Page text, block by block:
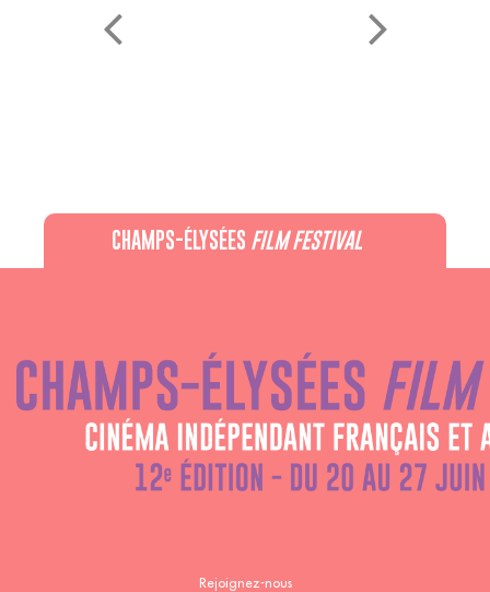
CHAMPS-ÉLYSÉES FILM FESTIVAL
Recevez notre newsletter :
Rejoignez-nous